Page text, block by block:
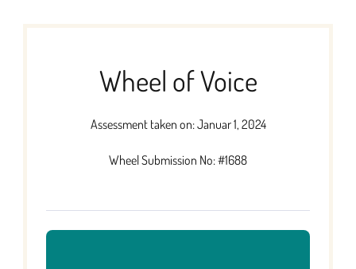
Wheel of Voice
Assessment taken on:Januar 1, 2024
Wheel Submission No: #1688